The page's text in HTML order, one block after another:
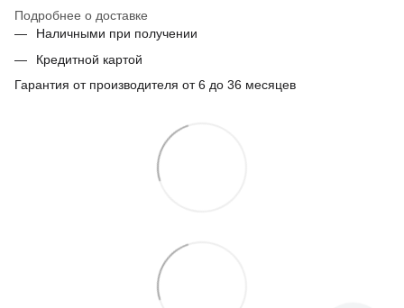
Подробнее о доставке
Наличными при получении
Кредитной картой
Гарантия от производителя от 6 до 36 месяцев